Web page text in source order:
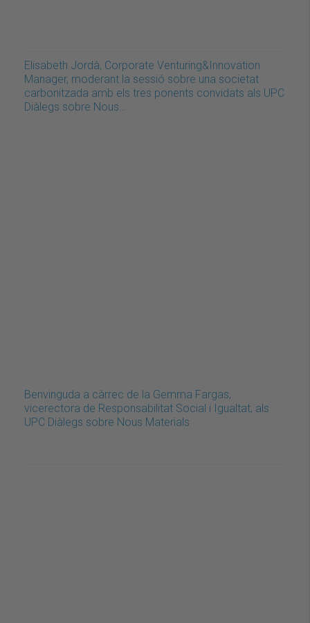
Elisabeth Jordà, Corporate Venturing&Innovation
Manager, moderant la sessió sobre una societat
carbonitzada amb els tres ponents convidats als UPC
Diàlegs sobre Nous…
Benvinguda a càrrec de la Gemma Fargas,
vicerectora de Responsabilitat Social i Igualtat, als
UPC Diàlegs sobre Nous Materials